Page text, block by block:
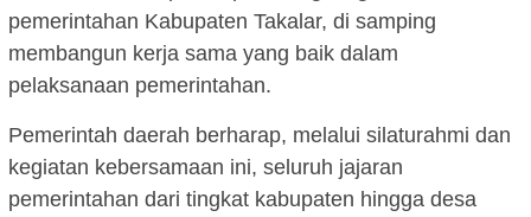
pemerintahan Kabupaten Takalar, di samping
membangun kerja sama yang baik dalam
pelaksanaan pemerintahan.
Pemerintah daerah berharap, melalui silaturahmi dan
kegiatan kebersamaan ini, seluruh jajaran
pemerintahan dari tingkat kabupaten hingga desa